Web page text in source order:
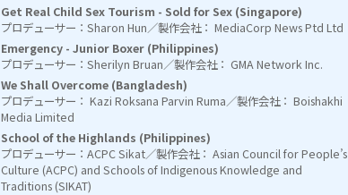
Get Real Child Sex Tourism - Sold for Sex (Singapore)
プロデューサー：Sharon Hun／製作会社： MediaCorp News Ptd Ltd
Emergency - Junior Boxer (Philippines)
プロデューサー：Sherilyn Bruan／製作会社： GMA Network Inc.
We Shall Overcome (Bangladesh)
プロデューサー： Kazi Roksana Parvin Ruma／製作会社： Boishakhi
Media Limited
School of the Highlands (Philippines)
プロデューサー：ACPC Sikat／製作会社： Asian Council for People’s
Culture (ACPC) and Schools of Indigenous Knowledge and
Traditions (SIKAT)